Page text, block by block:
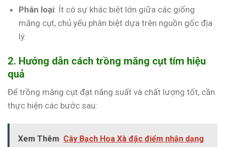
Phân loại: Ít có sự khác biệt lớn giữa các giống
măng cụt, chủ yếu phân biệt dựa trên nguồn gốc địa
lý.
2. Hướng dẫn cách trồng măng cụt tím hiệu
quả
Để trồng măng cụt đạt năng suất và chất lượng tốt, cần
thực hiện các bước sau:
Xem Thêm Cây Bạch Hoa Xà đặc điểm nhận dạng